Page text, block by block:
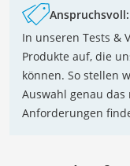
Anspruchsvoll:
In unseren Tests &
Produkte auf, die
können. So stellen
Auswahl genau
Anforderungen